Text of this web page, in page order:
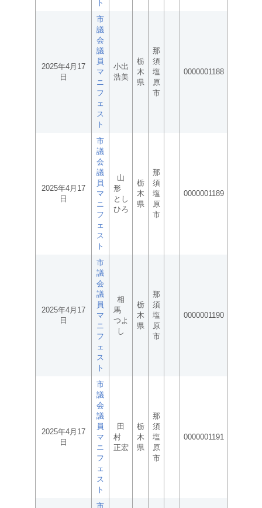
ト
2025年4月17
日
市
議
会
議
員
マ
ニ
フ
ェ
ス
ト
小出
浩美
栃
木
県
那
須
塩
原
市
0000001188
2025年4月17
日
市
議
会
議
員
マ
ニ
フ
ェ
ス
ト
山
形
とし
ひろ
栃
木
県
那
須
塩
原
市
0000001189
2025年4月17
日
市
議
会
議
員
マ
ニ
フ
ェ
ス
ト
相
馬
つよ
し
栃
木
県
那
須
塩
原
市
0000001190
2025年4月17
日
市
議
会
議
員
マ
ニ
フ
ェ
ス
ト
田
村
正宏
栃
木
県
那
須
塩
原
市
0000001191
市